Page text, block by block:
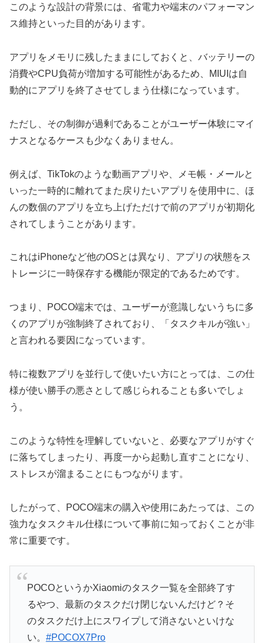
このような設計の背景には、省電力や端末のパフォーマン
ス維持といった目的があります。
アプリをメモリに残したままにしておくと、バッテリーの
消費やCPU負荷が増加する可能性があるため、MIUIは自
動的にアプリを終了させてしまう仕様になっています。
ただし、その制御が過剰であることがユーザー体験にマイ
ナスとなるケースも少なくありません。
例えば、TikTokのような動画アプリや、メモ帳・メールと
いった一時的に離れてまた戻りたいアプリを使用中に、ほ
んの数個のアプリを立ち上げただけで前のアプリが初期化
されてしまうことがあります。
これはiPhoneなど他のOSとは異なり、アプリの状態をス
トレージに一時保存する機能が限定的であるためです。
つまり、POCO端末では、ユーザーが意識しないうちに多
くのアプリが強制終了されており、「タスクキルが強い」
と言われる要因になっています。
特に複数アプリを並行して使いたい方にとっては、この仕
様が使い勝手の悪さとして感じられることも多いでしょ
う。
このような特性を理解していないと、必要なアプリがすぐ
に落ちてしまったり、再度一から起動し直すことになり、
ストレスが溜まることにもつながります。
したがって、POCO端末の購入や使用にあたっては、この
強力なタスクキル仕様について事前に知っておくことが非
常に重要です。
POCOというかXiaomiのタスク一覧を全部終了す
るやつ、最新のタスクだけ閉じないんだけど？そ
のタスクだけ上にスワイプして消さないといけな
い。 #POCOX7Pro